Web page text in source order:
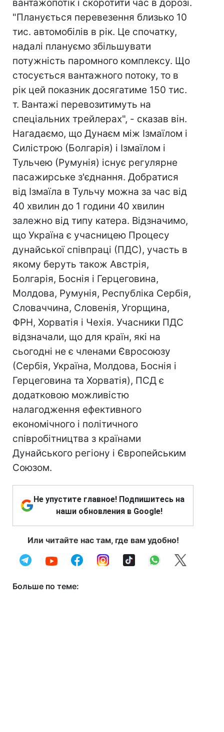
вантажопотік і скоротити час в дорозі.
"Планується перевезення близько 10
тис. автомобілів в рік. Це спочатку,
надалі плануємо збільшувати
потужність паромного комплексу. Що
стосується вантажного потоку, то в
рік цей показник досягатиме 150 тис.
т. Вантажі перевозитимуть на
спеціальних трейлерах", - сказав він.
Нагадаємо, що Дунаєм між Ізмаїлом і
Силістрою (Болгарія) і Ізмаїлом і
Тульчею (Румунія) існує регулярне
пасажирське з'єднання. Добратися
від Ізмаїла в Тульчу можна за час від
40 хвилин до 1 години 40 хвилин
залежно від типу катера. Відзначимо,
що Україна є учасницею Процесу
дунайської співпраці (ПДС), участь в
якому беруть також Австрія,
Болгарія, Боснія і Герцеговина,
Молдова, Румунія, Республіка Сербія,
Словаччина, Словенія, Угорщина,
ФРН, Хорватія і Чехія. Учасники ПДС
відзначали, що для країн, які на
сьогодні не є членами Євросоюзу
(Сербія, Україна, Молдова, Боснія і
Герцеговина та Хорватія), ПСД є
додатковою можливістю
налагодження ефективного
економічного і політичного
співробітництва з країнами
Дунайського регіону і Європейським
Союзом.
Не упустите главное! Подпишитесь на
наши обновления в Google!
Или читайте нас там, где вам удобно!
Больше по теме: